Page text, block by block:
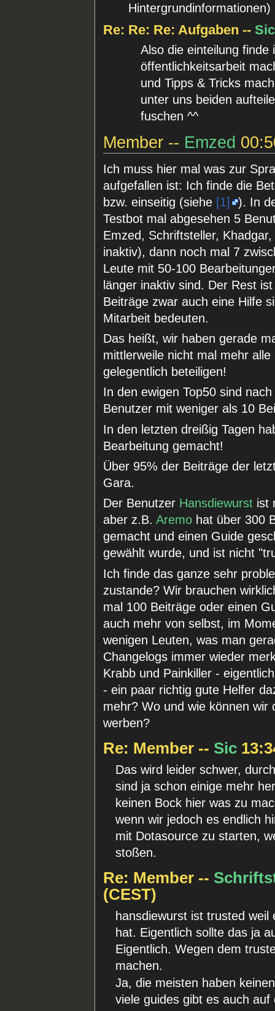
Re: Re: Re: Aufgaben --Sic
Also die einteilung
öffentlichkeitsarbeit
und Tipps & Tricks
unter uns beiden
fuschen ^^
Member -- Emzed
Ich muss hier mal was zur
aufgefallen ist: Ich finde die
bzw. einseitig (siehe [1]
). In
Testbot mal abgesehen 5
Emzed, Schriftsteller,
inaktiv), dann noch mal 7
Leute mit 50-100
länger inaktiv sind. Der Rest
Beiträge zwar auch eine Hilfe
Mitarbeit bedeuten.
Das heißt, wir haben gerade
mittlerweile nicht mal mehr
gelegentlich beteiligen!
In den ewigen Top50 sind
Benutzer mit weniger als 10
In den letzten dreißig Tagen
Bearbeitung gemacht!
Über 95% der Beiträge der
Gara.
Der Benutzer Hansdiewurst ist
aber z.B.Aremo hat über 300
gemacht und einen Guide
gewählt wurde, und ist nicht
Ich finde das ganze sehr
zustande? Wir brauchen
mal 100 Beiträge oder einen
auch mehr von selbst, im
wenigen Leuten, was man
Changelogs immer wieder
Krabb und Painkiller -
- ein paar richtig gute Helfer
mehr? Wo und wie können
werben?
Re: Member -- Sic
Das wird leider schwer,
sind ja schon einige mehr
keinen Bock hier was zu
wenn wir jedoch es endlich
mit Dotasource zu starten,
stoßen.
Re: Member --
(CEST)
hansdiewurst ist trusted
hat. Eigentlich sollte das ja
Eigentlich. Wegen dem
machen.
Ja, die meisten haben
viele guides gibt es auch